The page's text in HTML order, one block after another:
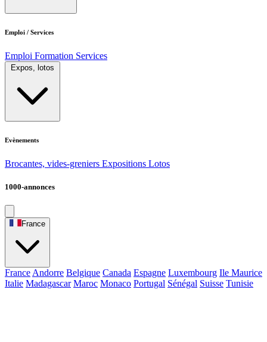
Emploi / Services
Emploi Formation Services
Expos, lotos
Evènements
Brocantes, vides-greniers Expositions Lotos
1000-annonces
France
France Andorre Belgique Canada Espagne Luxembourg Ile Maurice
Italie Madagascar Maroc Monaco Portugal Sénégal Suisse Tunisie